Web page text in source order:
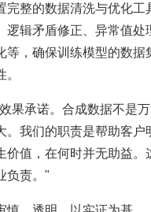
完整的数据清洗与优化工
逻辑矛盾修正、异常值处
等，确保训练模型的数据
果承诺。合成数据不是
。我们的职责是帮助客户
价值，在何时并无助益。
负责。"